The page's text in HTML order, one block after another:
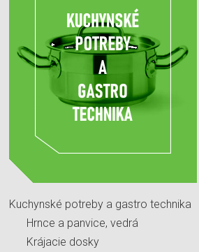
Kuchynské potreby a gastro technika
Hrnce a panvice, vedrá
Krájacie dosky